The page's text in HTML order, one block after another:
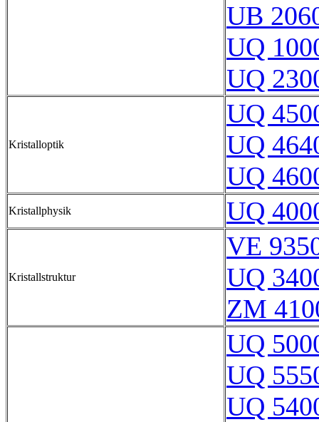
UB
UQ
UQ
Kristalloptik
UQ
UQ
UQ
Kristallphysik UQ
Kristallstruktur
VE
UQ
ZM
UQ
UQ
UQ